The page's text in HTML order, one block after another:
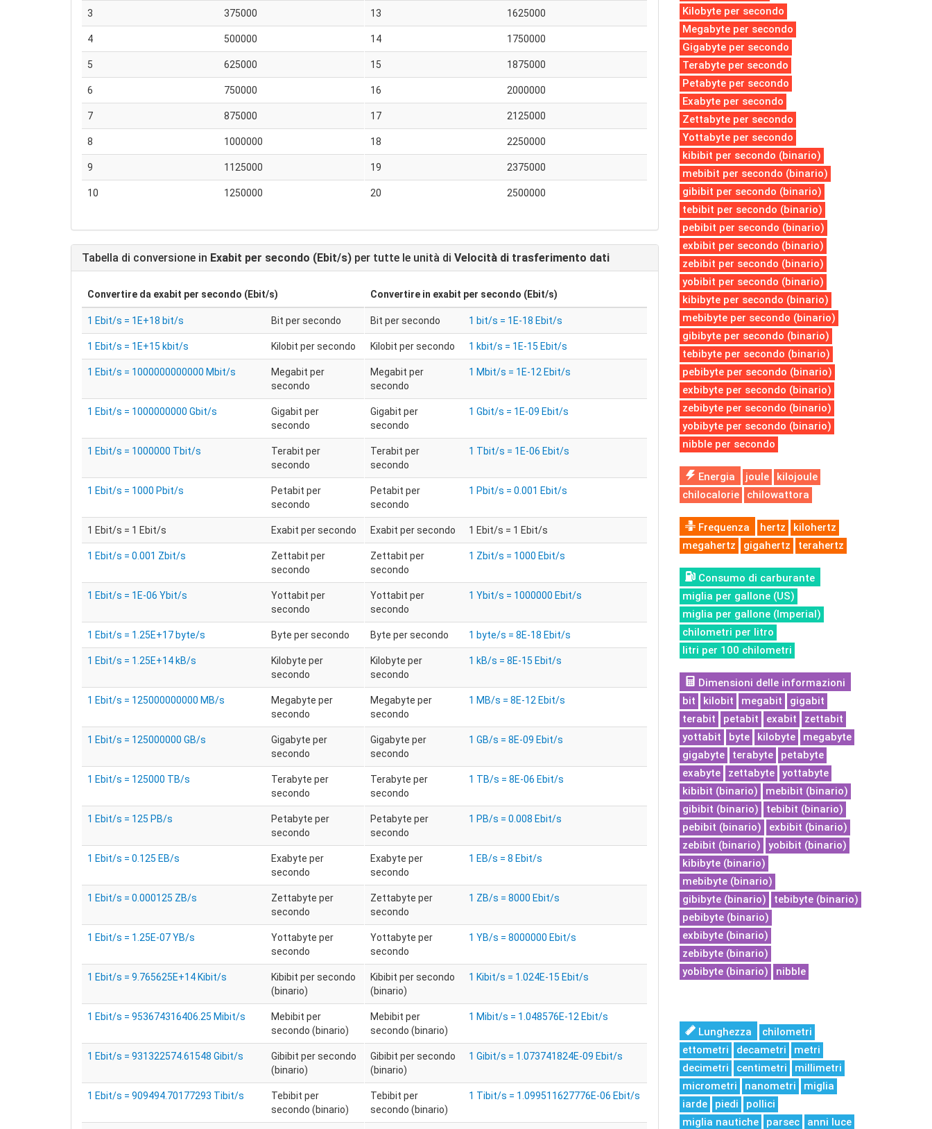
3 375000
4 500000
5 625000
6 750000
7 875000
8 1000000
9 1125000
10 1250000
13 1625000
14 1750000
15 1875000
16 2000000
17 2125000
18 2250000
19 2375000
20 2500000
Tabella di conversione in Exabit per secondo (Ebit/s) per tutte le unità di Velocità di trasferimento dati
Convertire da exabit per secondo (Ebit/s)
1 Ebit/s = 1E+18 bit/s Bit per secondo
1 Ebit/s = 1E+15 kbit/s Kilobit per secondo
1 Ebit/s = 1000000000000 Mbit/s
Megabit per
secondo
1 Ebit/s = 1000000000 Gbit/s
Gigabit per
secondo
1 Ebit/s = 1000000 Tbit/s
Terabit per
secondo
1 Ebit/s = 1000 Pbit/s
Petabit per
secondo
1 Ebit/s = 1 Ebit/s Exabit per secondo
1 Ebit/s = 0.001 Zbit/s
Zettabit per
secondo
1 Ebit/s = 1E-06 Ybit/s
Yottabit per
secondo
1 Ebit/s = 1.25E+17 byte/s Byte per secondo
1 Ebit/s = 1.25E+14 kB/s
Kilobyte per
secondo
1 Ebit/s = 125000000000 MB/s
Megabyte per
secondo
1 Ebit/s = 125000000 GB/s
Gigabyte per
secondo
1 Ebit/s = 125000 TB/s
Terabyte per
secondo
1 Ebit/s = 125 PB/s
Petabyte per
secondo
1 Ebit/s = 0.125 EB/s
Exabyte per
secondo
1 Ebit/s = 0.000125 ZB/s
Zettabyte per
secondo
1 Ebit/s = 1.25E-07 YB/s
Yottabyte per
secondo
1 Ebit/s = 9.765625E+14 Kibit/s
Kibibit per secondo
(binario)
1 Ebit/s = 953674316406.25 Mibit/s
Mebibit per
secondo (binario)
1 Ebit/s = 931322574.61548 Gibit/s
Gibibit per secondo
(binario)
1 Ebit/s = 909494.70177293 Tibit/s
Tebibit per
secondo (binario)
Convertire in exabit per secondo (Ebit/s)
Bit per secondo 1 bit/s = 1E-18 Ebit/s
Kilobit per secondo 1 kbit/s = 1E-15 Ebit/s
Megabit per
secondo
1 Mbit/s = 1E-12 Ebit/s
Gigabit per
secondo
1 Gbit/s = 1E-09 Ebit/s
Terabit per
secondo
1 Tbit/s = 1E-06 Ebit/s
Petabit per
secondo
1 Pbit/s = 0.001 Ebit/s
Exabit per secondo 1 Ebit/s = 1 Ebit/s
Zettabit per
secondo
1 Zbit/s = 1000 Ebit/s
Yottabit per
secondo
1 Ybit/s = 1000000 Ebit/s
Byte per secondo 1 byte/s = 8E-18 Ebit/s
Kilobyte per
secondo
1 kB/s = 8E-15 Ebit/s
Megabyte per
secondo
1 MB/s = 8E-12 Ebit/s
Gigabyte per
secondo
1 GB/s = 8E-09 Ebit/s
Terabyte per
secondo
1 TB/s = 8E-06 Ebit/s
Petabyte per
secondo
1 PB/s = 0.008 Ebit/s
Exabyte per
secondo
1 EB/s = 8 Ebit/s
Zettabyte per
secondo
1 ZB/s = 8000 Ebit/s
Yottabyte per
secondo
1 YB/s = 8000000 Ebit/s
Kibibit per secondo
(binario)
1 Kibit/s = 1.024E-15 Ebit/s
Mebibit per
secondo (binario)
1 Mibit/s = 1.048576E-12 Ebit/s
Gibibit per secondo
(binario)
1 Gibit/s = 1.073741824E-09 Ebit/s
Tebibit per
secondo (binario)
1 Tibit/s = 1.099511627776E-06 Ebit/s
Kilobyte per secondo
Megabyte per secondo
Gigabyte per secondo
Terabyte per secondo
Petabyte per secondo
Exabyte per secondo
Zettabyte per secondo
Yottabyte per secondo
kibibit per secondo (binario)
mebibit per secondo (binario)
gibibit per secondo (binario)
tebibit per secondo (binario)
pebibit per secondo (binario)
exbibit per secondo (binario)
zebibit per secondo (binario)
yobibit per secondo (binario)
kibibyte per secondo (binario)
mebibyte per secondo (binario)
gibibyte per secondo (binario)
tebibyte per secondo (binario)
pebibyte per secondo (binario)
exbibyte per secondo (binario)
zebibyte per secondo (binario)
yobibyte per secondo (binario)
nibble per secondo
Energia joule
kilojoule
chilocalorie
chilowattora
Frequenza hertz
kilohertz
megahertz
gigahertz terahertz
Consumo di carburante
miglia per gallone (US)
miglia per gallone (Imperial)
chilometri per litro
litri per 100 chilometri
Dimensioni delle informazioni
bit
kilobit megabit
gigabit
terabit
petabit exabit
zettabit
yottabit
byte kilobyte
megabyte
gigabyte
terabyte
petabyte
exabyte
zettabyte
yottabyte
kibibit (binario)
mebibit (binario)
gibibit (binario)
tebibit (binario)
pebibit (binario)
exbibit (binario)
zebibit (binario)
yobibit (binario)
kibibyte (binario)
mebibyte (binario)
gibibyte (binario)
tebibyte (binario)
pebibyte (binario)
exbibyte (binario)
zebibyte (binario)
yobibyte (binario)
nibble
Lunghezza
chilometri
ettometri
decametri
metri
decimetri
centimetri
millimetri
micrometri
nanometri
miglia
iarde
piedi
pollici
miglia nautiche
parsec
anni luce